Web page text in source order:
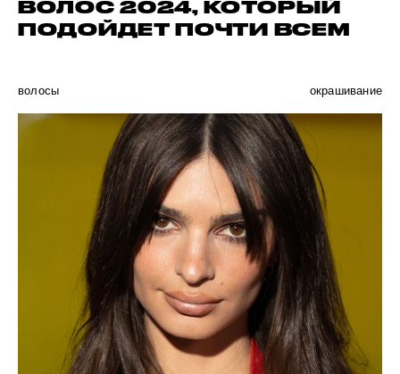
ВОЛОС 2024, КОТОРЫЙ
ПОДОЙДЕТ ПОЧТИ ВСЕМ
волосы окрашивание